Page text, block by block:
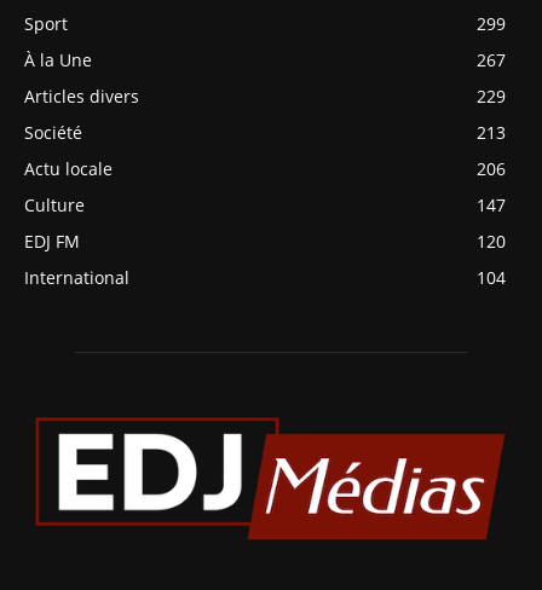
Sport
299
À la Une
267
Articles divers
229
Société
213
Actu locale
206
Culture
147
EDJ FM
120
International
104